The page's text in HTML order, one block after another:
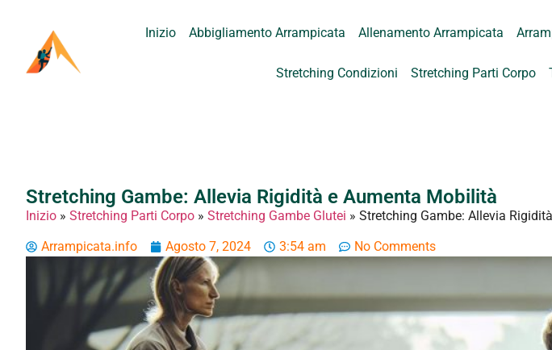
Inizio Abbigliamento Arrampicata Allenamento Arrampicata
Stretching Condizioni Stretching Parti Corpo
Stretching Gambe: Allevia Rigidità e Aumenta Mobilità
Inizio » Stretching Parti Corpo » Stretching Gambe Glutei » Stretching Gambe: Allevia
Arrampicata.info Agosto 7, 2024 3:54 am No Comments